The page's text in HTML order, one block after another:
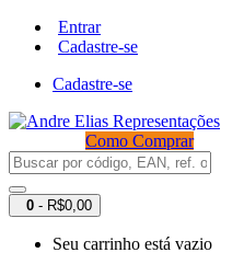
Entrar
Cadastre-se
Cadastre-se
Como Comprar
0 - R$0,00
Seu carrinho está vazio